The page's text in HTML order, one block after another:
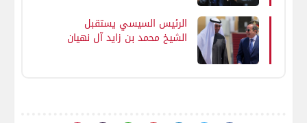
بتكلفة تتجاوز مليار جنيه
الرئيس السيسي يستقبل
الشيخ محمد بن زايد آل نهيان